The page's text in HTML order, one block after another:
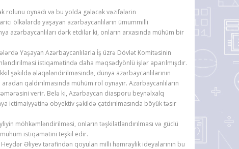
oynadı və bu yolda gələcək vəzifələrin
ölkələrdə yaşayan azərbaycanlıların ümummilli
azərbaycanlıları dərk etdilər ki, onların arxasında mühüm bir
Yaşayan Azərbaycanlılarla İş üzrə Dövlət Komitəsinin
istiqamətində daha məqsədyönlü işlər aparılmışdır.
şəkildə əlaqələndirilməsində, dünya azərbaycanlılarının
qaldırılmasında mühüm rol oynayır. Azərbaycanlıların
verir. Belə ki, Azərbaycan diasporu beynəlxalq
ictimaiyyətinə obyektiv şəkildə çatdırılmasında böyük təsir
möhkəmləndirilməsi, onların təşkilatlandırılması və güclü
istiqamətini teşkil edir.
Əliyev tərəfindən qoyulan milli həmrəylik ideyalarının bu